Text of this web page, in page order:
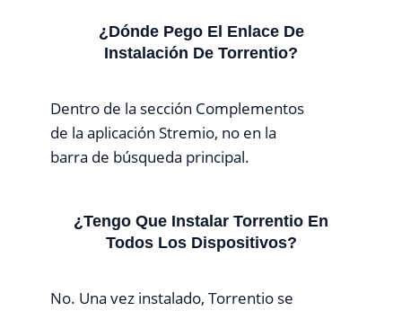
¿Dónde Pego El Enlace De
Instalación De Torrentio?
Dentro de la sección Complementos
de la aplicación Stremio, no en la
barra de búsqueda principal.
¿Tengo Que Instalar Torrentio En
Todos Los Dispositivos?
No. Una vez instalado, Torrentio se